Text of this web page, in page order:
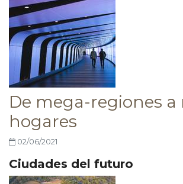
De mega-regiones a
hogares
02/06/2021
Ciudades del futuro